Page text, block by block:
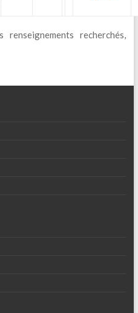
recherchés,